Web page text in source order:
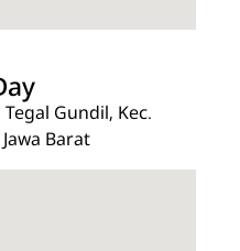
Gundil, Kec.
Barat